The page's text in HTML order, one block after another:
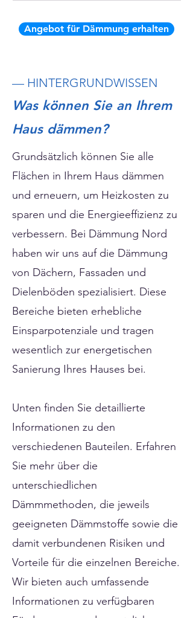
Angebot für Dämmung erhalten
— HINTERGRUNDWISSEN
Was können Sie an Ihrem
Haus dämmen?
Grundsätzlich können Sie alle
Flächen in Ihrem Haus dämmen
und erneuern, um Heizkosten zu
sparen und die Energieeffizienz zu
verbessern. Bei Dämmung Nord
haben wir uns auf die Dämmung
von Dächern, Fassaden und
Dielenböden spezialisiert. Diese
Bereiche bieten erhebliche
Einsparpotenziale und tragen
wesentlich zur energetischen
Sanierung Ihres Hauses bei.
Unten finden Sie detaillierte
Informationen zu den
verschiedenen Bauteilen. Erfahren
Sie mehr über die
unterschiedlichen
Dämmmethoden, die jeweils
geeigneten Dämmstoffe sowie die
damit verbundenen Risiken und
Vorteile für die einzelnen Bereiche.
Wir bieten auch umfassende
Informationen zu verfügbaren